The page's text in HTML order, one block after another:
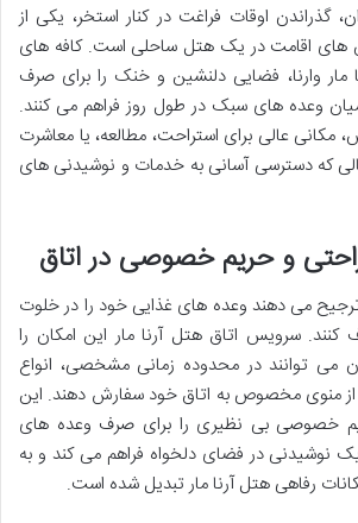
گذراندن اوقات فراغت در کنار استخر، یکی از
اقامت در یک هتل ساحلی است. کافه های
مار وارنا، فضایی دلنشین و خنک را برای صرف
وعده های سبک در طول روز فراهم می کنند.
عالی برای استراحت، مطالعه، یا معاشرت
که دسترسی آسانی به خدمات و نوشیدنی های
و حریم خصوصی در اتاق
می دهند وعده های غذایی خود را در خلوت
کنند.سرویس اتاق هتل آرنا مار این امکان را
می توانند در محدوده زمانی مشخصی، انواع
از منوی مخصوص به اتاق خود سفارش دهند. این
خصوصی بی نظیری را برای صرف وعده های
نوشیدنی در فضای دلخواه فراهم می کند و به
رفاهی هتل آرنا مار تبدیل شده است.